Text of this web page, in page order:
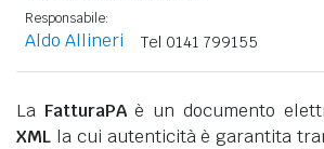
Responsabile:
Aldo Allineri Tel 0141 799155
La FatturaPAè un documento
XML la cui autenticità è garantita